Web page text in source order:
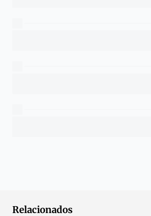
Relacionados